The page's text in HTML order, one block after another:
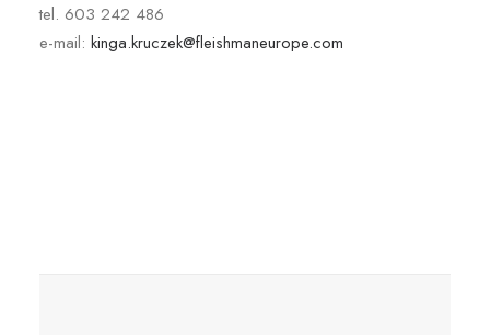
tel. 603 242 486
e-mail: kinga.kruczek@fleishmaneurope.com